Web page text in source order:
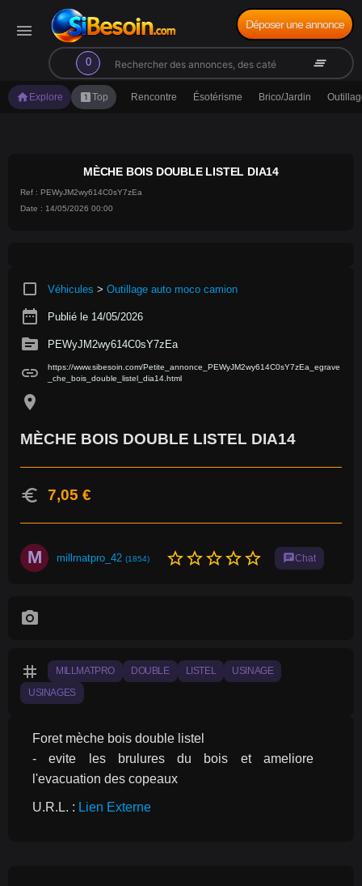
menu
0
search clear_all
Déposer une annonce
home Explore looks_oneTop Rencontre Ésotérisme Brico/Jardin
MÈCHE BOIS DOUBLE LISTEL DIA14
Ref : PEWyJM2wy614C0sY7zEa
Date : 14/05/2026 00:00
crop_square Véhicules > Outillage auto moco camion
date_range Publié le 14/05/2026
source PEWyJM2wy614C0sY7zEa
link
https://www.sibesoin.com/Petite_annonce_PEWyJM2wy614C0sY7zEa_egrave
_che_bois_double_listel_dia14.html
location_on
MÈCHE BOIS DOUBLE LISTEL DIA14
euro 7,05 €
M millmatpro_42 (1854) star_borderstar_borderstar_borderstar_borderstar_border chatChat
photo_camera
tag MILLMATPRO DOUBLE LISTEL USINAGE
USINAGES
Foret mèche bois double listel
- evite les brulures du bois et ameliore
l'evacuation des copeaux
U.R.L. : Lien Externe